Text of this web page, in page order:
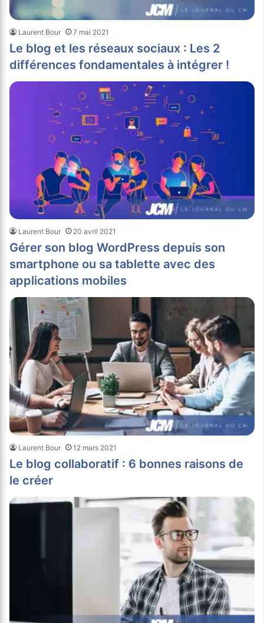
Laurent Bour 7 mai 2021
Le blog et les réseaux sociaux : Les 2
différences fondamentales à intégrer !
Laurent Bour 20 avril 2021
Gérer son blog WordPress depuis son
smartphone ou sa tablette avec des
applications mobiles
Laurent Bour 12 mars 2021
Le blog collaboratif : 6 bonnes raisons de
le créer